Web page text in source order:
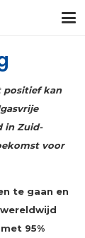
positief kan
in Zuid-
voor
te gaan en
95%